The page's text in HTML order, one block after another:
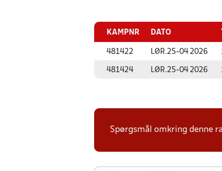
KAMPNR DATO
481422 LØR.25-04 2026
481424 LØR.25-04 2026
Spørgsmål omkring denne